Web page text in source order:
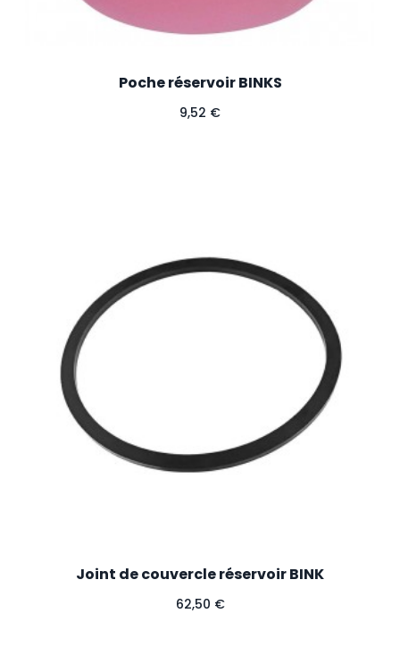
Poche réservoir BINKS
Prix
9,52 €
Joint de couvercle réservoir BINK
Prix
62,50 €